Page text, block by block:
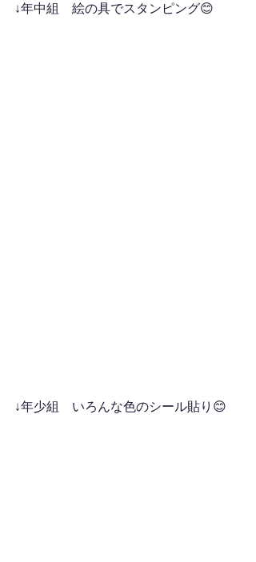
↓年中組　絵の具でスタンピング😊
↓年少組　いろんな色のシール貼り😊